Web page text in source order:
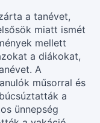
a tanévet,
miatt ismét
mellett
a diákokat,
A
műsorral és
a
ünnepség